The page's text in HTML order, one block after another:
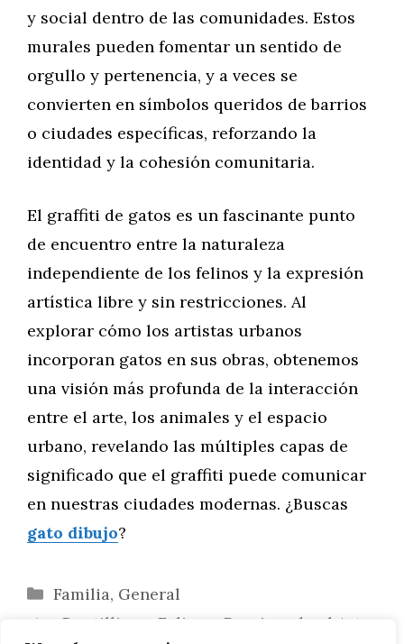
y social dentro de las comunidades. Estos
murales pueden fomentar un sentido de
orgullo y pertenencia, y a veces se
convierten en símbolos queridos de barrios
o ciudades específicas, reforzando la
identidad y la cohesión comunitaria.
El graffiti de gatos es un fascinante punto
de encuentro entre la naturaleza
independiente de los felinos y la expresión
artística libre y sin restricciones. Al
explorar cómo los artistas urbanos
incorporan gatos en sus obras, obtenemos
una visión más profunda de la interacción
entre el arte, los animales y el espacio
urbano, revelando las múltiples capas de
significado que el graffiti puede comunicar
en nuestras ciudades modernas. ¿Buscas
gato dibujo?
Categorías
Familia, General
«Puntillismo Felino»: Dominando el Arte